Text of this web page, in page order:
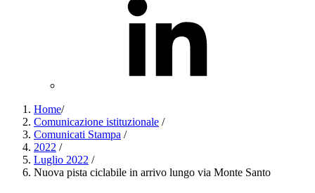
Home/
Comunicazione istituzionale /
Comunicati Stampa /
2022 /
Luglio 2022 /
Nuova pista ciclabile in arrivo lungo via Monte Santo